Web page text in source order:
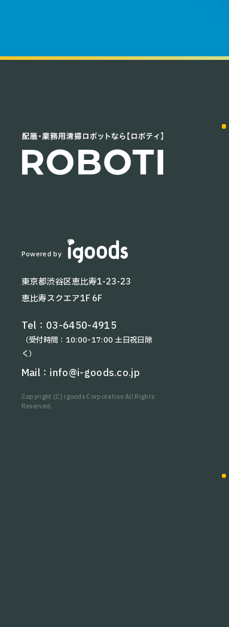
Powered by
東京都渋谷区恵比寿1-23-23
恵比寿スクエア1F 6F
Tel： 03-6450-4915
（受付時間：10:00-17:00 土日祝日除
く）
Mail： info@i-goods.co.jp
Copyright (C) igoods Corporation All Rights
Reserved.